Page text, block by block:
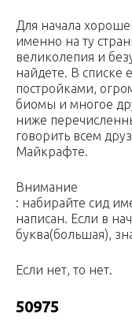
Для начала
именно на ту
великолепия и
найдете. В списке
постройками,
биомы и многое
ниже
говорить всем
Майкрафте.
Внимание
: набирайте сид
написан. Если в
буква(большая),
Если нет, то нет.
50975